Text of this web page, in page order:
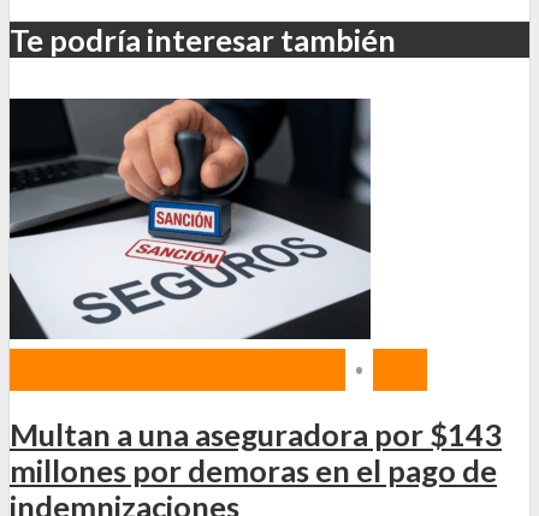
Te podría interesar también
•
Multan a una aseguradora por $143
millones por demoras en el pago de
indemnizaciones